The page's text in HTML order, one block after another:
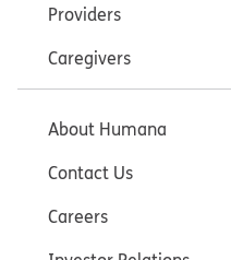
Providers
Caregivers
About Humana
Contact Us
Careers